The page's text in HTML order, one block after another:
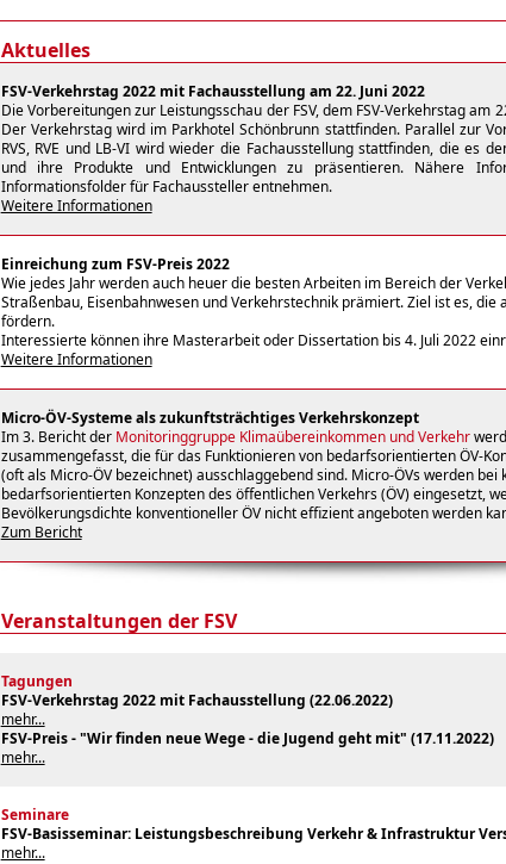
Aktuelles
FSV-Verkehrstag 2022 mit Fachausstellung am 22. Juni 2022
Die Vorbereitungen zur Leistungsschau der FSV, dem FSV-Verkehrstag am
Der Verkehrstagwird im Parkhotel Schönbrunn stattfinden. Parallel zur
RVS, RVE und LB-VI wird wieder die Fachausstellung stattfinden, die es
und ihre Produkte und Entwicklungen zu präsentieren. Nähere
Informationsfolder für Fachaussteller entnehmen.
Weitere Informationen
Einreichung zum FSV-Preis 2022
Wie jedes Jahr werden auch heuer die besten Arbeiten im Bereich der
Straßenbau, Eisenbahnwesen und Verkehrstechnik prämiert. Ziel ist es, die
fördern.
Interessierte können ihre Masterarbeit oder Dissertation bis 4. Juli 2022
Weitere Informationen
Micro-ÖV-Systeme als zukunftsträchtiges Verkehrskonzept
Im 3. Bericht der Monitoringgruppe Klimaübereinkommen und Verkehr
zusammengefasst, die für das Funktionieren von bedarfsorientierten ÖV-
(oft als Micro-ÖV bezeichnet) ausschlaggebend sind. Micro-ÖVs werden bei
bedarfsorientierten Konzepten des öffentlichen Verkehrs (ÖV) eingesetzt,
Bevölkerungsdichte konventioneller ÖV nicht effizient angeboten werden
Zum Bericht
Veranstaltungen der FSV
Tagungen
FSV-Verkehrstag 2022 mit Fachausstellung (22.06.2022)
mehr...
FSV-Preis - "Wir finden neue Wege - die Jugend geht mit" (17.11.2022)
mehr...
Seminare
FSV-Basisseminar: Leistungsbeschreibung Verkehr & Infrastruktur
mehr...